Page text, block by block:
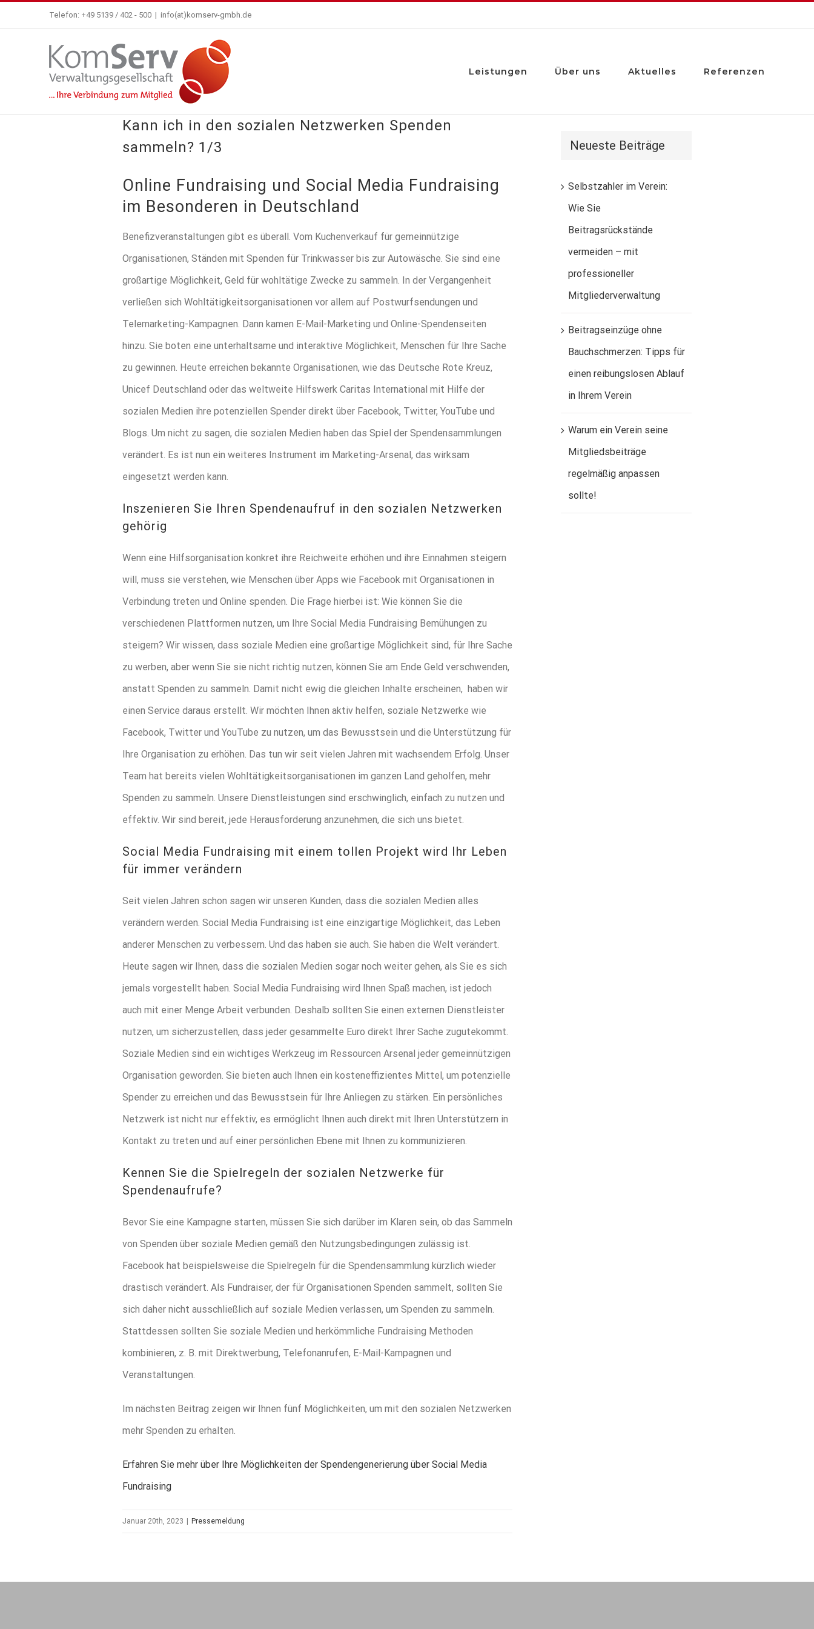
Inhalt
Telefon: +49 5139 / 402 - 500 | info(at)komserv-gmbh.de
Leistungen Über uns Aktuelles Referenzen
Kann ich in den sozialen Netzwerken Spenden
sammeln? 1/3
Online Fundraising und Social Media Fundraising
im Besonderen in Deutschland
Benefizveranstaltungen gibt es überall. Vom Kuchenverkauf für gemeinnützige
Organisationen, Ständen mit Spenden für Trinkwasser bis zur Autowäsche. Sie sind eine
großartige Möglichkeit, Geld für wohltätige Zwecke zu sammeln. In der Vergangenheit
verließen sich Wohltätigkeitsorganisationen vor allem auf Postwurfsendungen und
Telemarketing-Kampagnen. Dann kamen E-Mail-Marketing und Online-Spendenseiten
hinzu. Sie boten eine unterhaltsame und interaktive Möglichkeit, Menschen für Ihre Sache
zu gewinnen. Heute erreichen bekannte Organisationen, wie das Deutsche Rote Kreuz,
Unicef Deutschland oder das weltweite Hilfswerk Caritas International mit Hilfe der
sozialen Medien ihre potenziellen Spender direkt über Facebook, Twitter, YouTube und
Blogs. Um nicht zu sagen, die sozialen Medien haben das Spiel der Spendensammlungen
verändert. Es ist nun ein weiteres Instrument im Marketing-Arsenal, das wirksam
eingesetzt werden kann.
Inszenieren Sie Ihren Spendenaufruf in den sozialen Netzwerken
gehörig
Wenn eine Hilfsorganisation konkret ihre Reichweite erhöhen und ihre Einnahmen steigern
will, muss sie verstehen, wie Menschen über Apps wie Facebook mit Organisationen in
Verbindung treten und Online spenden. Die Frage hierbei ist: Wie können Sie die
verschiedenen Plattformen nutzen, um Ihre Social Media Fundraising Bemühungen zu
steigern? Wir wissen, dass soziale Medien eine großartige Möglichkeit sind, für Ihre Sache
zu werben, aber wenn Sie sie nicht richtig nutzen, können Sie am Ende Geld verschwenden,
anstatt Spenden zu sammeln. Damit nicht ewig die gleichen Inhalte erscheinen, haben wir
einen Service daraus erstellt. Wir möchten Ihnen aktiv helfen, soziale Netzwerke wie
Facebook, Twitter und YouTube zu nutzen, um das Bewusstsein und die Unterstützung für
Ihre Organisation zu erhöhen. Das tun wir seit vielen Jahren mit wachsendem Erfolg. Unser
Team hat bereits vielen Wohltätigkeitsorganisationen im ganzen Land geholfen, mehr
Spenden zu sammeln. Unsere Dienstleistungen sind erschwinglich, einfach zu nutzen und
effektiv. Wir sind bereit, jede Herausforderung anzunehmen, die sich uns bietet.
Social Media Fundraising mit einem tollen Projekt wird Ihr Leben
für immer verändern
Seit vielen Jahren schon sagen wir unseren Kunden, dass die sozialen Medien alles
verändern werden. Social Media Fundraising ist eine einzigartige Möglichkeit, das Leben
anderer Menschen zu verbessern. Und das haben sie auch. Sie haben die Welt verändert.
Heute sagen wir Ihnen, dass die sozialen Medien sogar noch weiter gehen, als Sie es sich
jemals vorgestellt haben. Social Media Fundraising wird Ihnen Spaß machen, ist jedoch
auch mit einer Menge Arbeit verbunden. Deshalb sollten Sie einen externen Dienstleister
nutzen, um sicherzustellen, dass jeder gesammelte Euro direkt Ihrer Sache zugutekommt.
Soziale Medien sind ein wichtiges Werkzeug im Ressourcen Arsenal jeder gemeinnützigen
Organisation geworden. Sie bieten auch Ihnen ein kosteneffizientes Mittel, um potenzielle
Spender zu erreichen und das Bewusstsein für Ihre Anliegen zu stärken. Ein persönliches
Netzwerk ist nicht nur effektiv, es ermöglicht Ihnen auch direkt mit Ihren Unterstützern in
Kontakt zu treten und auf einer persönlichen Ebene mit Ihnen zu kommunizieren.
Kennen Sie die Spielregeln der sozialen Netzwerke für
Spendenaufrufe?
Bevor Sie eine Kampagne starten, müssen Sie sich darüber im Klaren sein, ob das Sammeln
von Spenden über soziale Medien gemäß den Nutzungsbedingungen zulässig ist.
Facebook hat beispielsweise die Spielregeln für die Spendensammlung kürzlich wieder
drastisch verändert. Als Fundraiser, der für Organisationen Spenden sammelt, sollten Sie
sich daher nicht ausschließlich auf soziale Medien verlassen, um Spenden zu sammeln.
Stattdessen sollten Sie soziale Medien und herkömmliche Fundraising Methoden
kombinieren, z. B. mit Direktwerbung, Telefonanrufen, E-Mail-Kampagnen und
Veranstaltungen.
Im nächsten Beitrag zeigen wir Ihnen fünf Möglichkeiten, um mit den sozialen Netzwerken
mehr Spenden zu erhalten.
Erfahren Sie mehr über Ihre Möglichkeiten der Spendengenerierung über Social Media
Fundraising
Januar 20th, 2023 | Pressemeldung
Neueste Beiträge
Selbstzahler im Verein:
Wie Sie
Beitragsrückstände
vermeiden – mit
professioneller
Mitgliederverwaltung
Beitragseinzüge ohne
Bauchschmerzen: Tipps für
einen reibungslosen Ablauf
in Ihrem Verein
Warum ein Verein seine
Mitgliedsbeiträge
regelmäßig anpassen
sollte!